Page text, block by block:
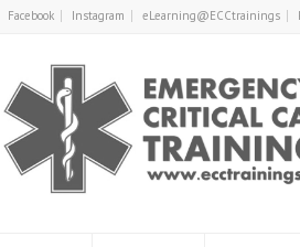
Facebook Instagram eLearning@ECCtrainings